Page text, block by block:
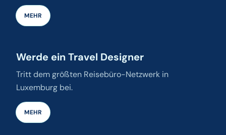
MEHR
Werde ein Travel Designer
Tritt dem größten Reisebüro-Netzwerk in
Luxemburg bei.
MEHR